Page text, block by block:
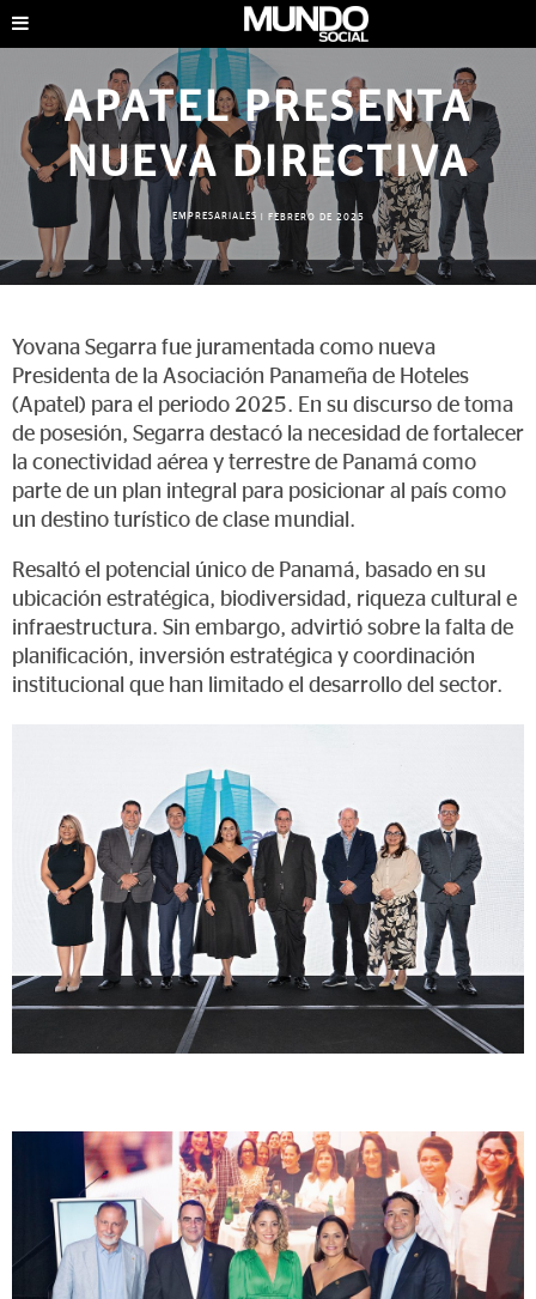
APATEL PRESENTA
NUEVA DIRECTIVA
EMPRESARIALES FEBRERO DE 2025
Yovana Segarra fue juramentada como nueva
Presidenta de la Asociación Panameña de Hoteles
(Apatel) para el periodo 2025. En su discurso de toma
de posesión, Segarra destacó la necesidad de fortalecer
la conectividad aérea y terrestre de Panamá como
parte de un plan integral para posicionar al país como
un destino turístico de clase mundial.
Resaltó el potencial único de Panamá, basado en su
ubicación estratégica, biodiversidad, riqueza cultural e
infraestructura. Sin embargo, advirtió sobre la falta de
planificación, inversión estratégica y coordinación
institucional que han limitado el desarrollo del sector.